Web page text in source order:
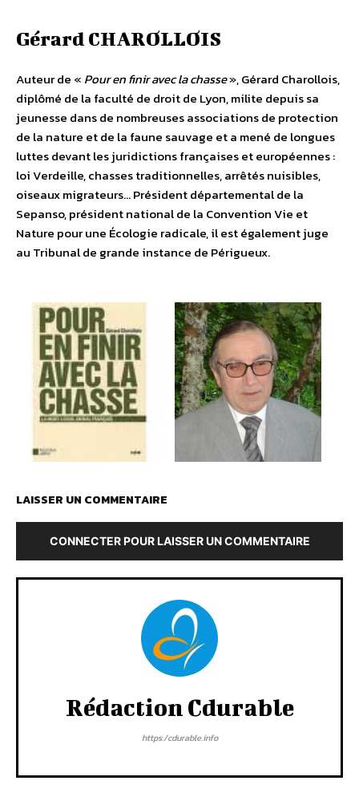
Gérard CHAROLLOIS
Auteur de « Pour en finir avec la chasse», Gérard Charollois,
diplômé de la faculté de droit de Lyon, milite depuis sa
jeunesse dans de nombreuses associations de protection
de la nature et de la faune sauvage et a mené de longues
luttes devant les juridictions françaises et européennes :
loi Verdeille, chasses traditionnelles, arrêtés nuisibles,
oiseaux migrateurs… Président départemental de la
Sepanso, président national de la Convention Vie et
Nature pour une Écologie radicale, il est également juge
au Tribunal de grande instance de Périgueux.
LAISSER UN COMMENTAIRE
CONNECTER POUR LAISSER UN COMMENTAIRE
Rédaction Cdurable
https:/cdurable.info